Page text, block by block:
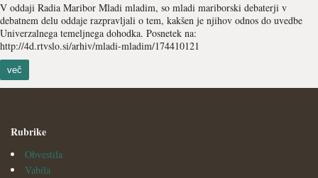
V oddaji Radia Maribor Mladi mladim, so mladi mariborski debaterji v
debatnem delu oddaje razpravljali o tem, kakšen je njihov odnos do uvedbe
Univerzalnega temeljnega dohodka. Posnetek na:
http://4d.rtvslo.si/arhiv/mladi-mladim/174410121
več
Rubrike
Obvestila
Vabila